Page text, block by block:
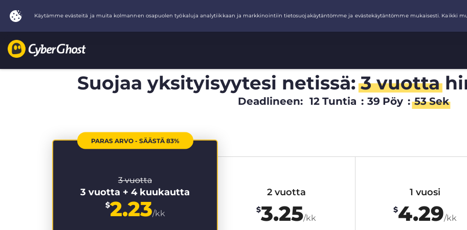
Suojaa yksityisyytesi netissä:3 vuotta
Deadlineen: 12 Tuntia : 39 Pöy : 52 Sek
PARAS ARVO - SÄÄSTÄ 83%
3 vuotta
3 vuotta + 4 kuukautta
$2.23/kk
2 vuotta
$3.25/kk
1 vuosi
$4.29/kk